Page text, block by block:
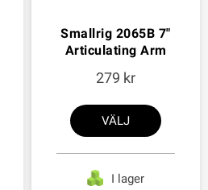
Smallrig 2065B 7"
Articulating Arm
279
VÄLJ
I lager